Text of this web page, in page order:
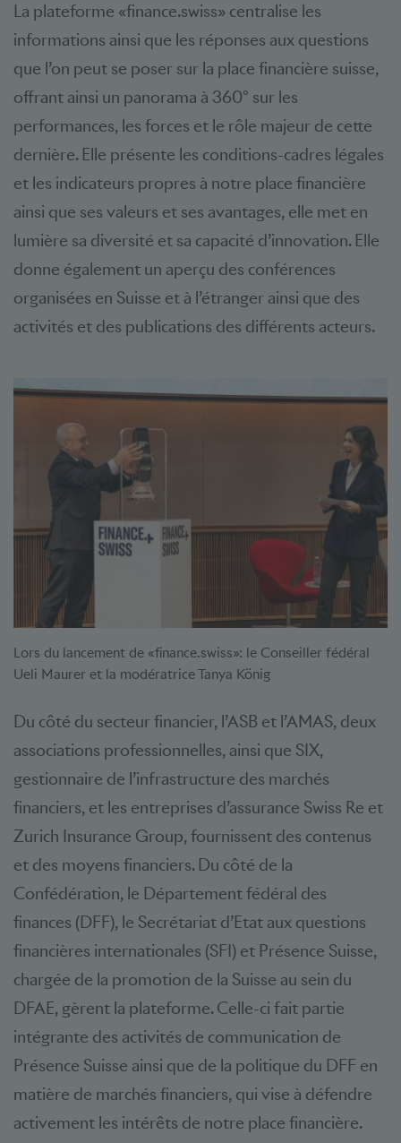
La plateforme «finance.swiss» centralise les
informations ainsi que les réponses aux questions
que l’on peut se poser sur la place financière suisse,
offrant ainsi un panorama à 360° sur les
performances, les forces et le rôle majeur de cette
dernière. Elle présente les conditions-cadres légales
et les indicateurs propres à notre place financière
ainsi que ses valeurs et ses avantages, elle met en
lumière sa diversité et sa capacité d’innovation. Elle
donne également un aperçu des conférences
organisées en Suisse et à l’étranger ainsi que des
activités et des publications des différents acteurs.
Lors du lancement de «finance.swiss»: le Conseiller fédéral
Ueli Maurer et la modératrice Tanya König
Du côté du secteur financier, l’ASB et l’AMAS, deux
associations professionnelles, ainsi que SIX,
gestionnaire de l’infrastructure des marchés
financiers, et les entreprises d’assurance Swiss Re et
Zurich Insurance Group, fournissent des contenus
et des moyens financiers. Du côté de la
Confédération, le Département fédéral des
finances (DFF), le Secrétariat d’Etat aux questions
financières internationales (SFI) et Présence Suisse,
chargée de la promotion de la Suisse au sein du
DFAE, gèrent la plateforme. Celle-ci fait partie
intégrante des activités de communication de
Présence Suisse ainsi que de la politique du DFF en
matière de marchés financiers, qui vise à défendre
activement les intérêts de notre place financière.